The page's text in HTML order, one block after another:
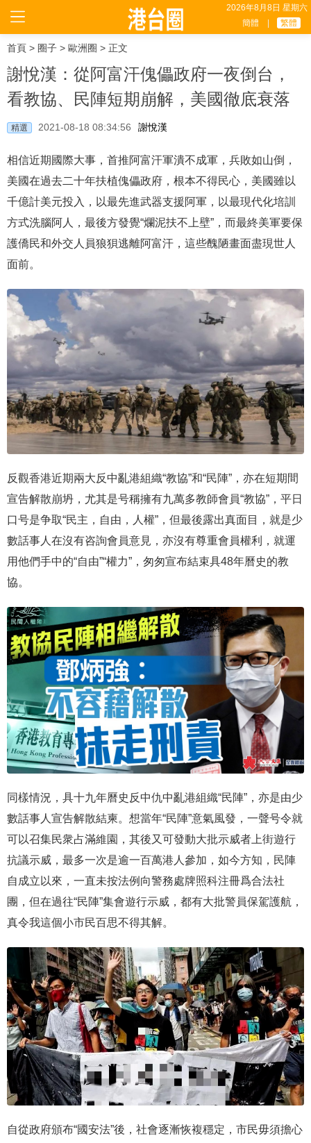
2026年8月8日 星期六
簡體
繁體
首頁 > 圈子 > 歐洲圈 > 正文
謝悅漢：從阿富汗傀儡政府一夜倒台，
看教協、民陣短期崩解，美國徹底衰落
精選 2021-08-18 08:34:56 謝悅漢
相信近期國際大事，首推阿富汗軍潰不成軍，兵敗如山倒，
美國在過去二十年扶植傀儡政府，根本不得民心，美國雖以
千億計美元投入，以最先進武器支援阿軍，以最現代化培訓
方式洗腦阿人，最後方發覺“爛泥扶不上壁”，而最終美軍要保
護僑民和外交人員狼狽逃離阿富汗，這些醜陋畫面盡現世人
面前。
反觀香港近期兩大反中亂港組織“教協”和“民陣”，亦在短期間
宣告解散崩坍，尤其是号稱擁有九萬多教師會員“教協”，平日
口号是争取“民主，自由，人權”，但最後露出真面目，就是少
數話事人在沒有咨詢會員意見，亦沒有尊重會員權利，就運
用他們手中的“自由”“權力”，匆匆宣布結束具48年曆史的教
協。
同樣情況，具十九年曆史反中仇中亂港組織“民陣”，亦是由少
數話事人宣告解散結柬。想當年“民陣”意氣風發，一聲号令就
可以召集民衆占滿維園，其後又可發動大批示威者上街遊行
抗議示威，最多一次是逾一百萬港人參加，如今方知，民陣
自成立以來，一直未按法例向警務處牌照科注冊爲合法社
團，但在過往“民陣”集會遊行示威，都有大批警員保駕護航，
真令我這個小市民百思不得其解。
自從政府頒布“國安法”後，社會逐漸恢複穩定，市民毋須擔心